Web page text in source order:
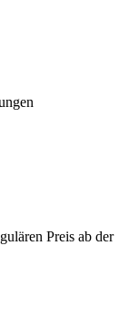
Preis ab der